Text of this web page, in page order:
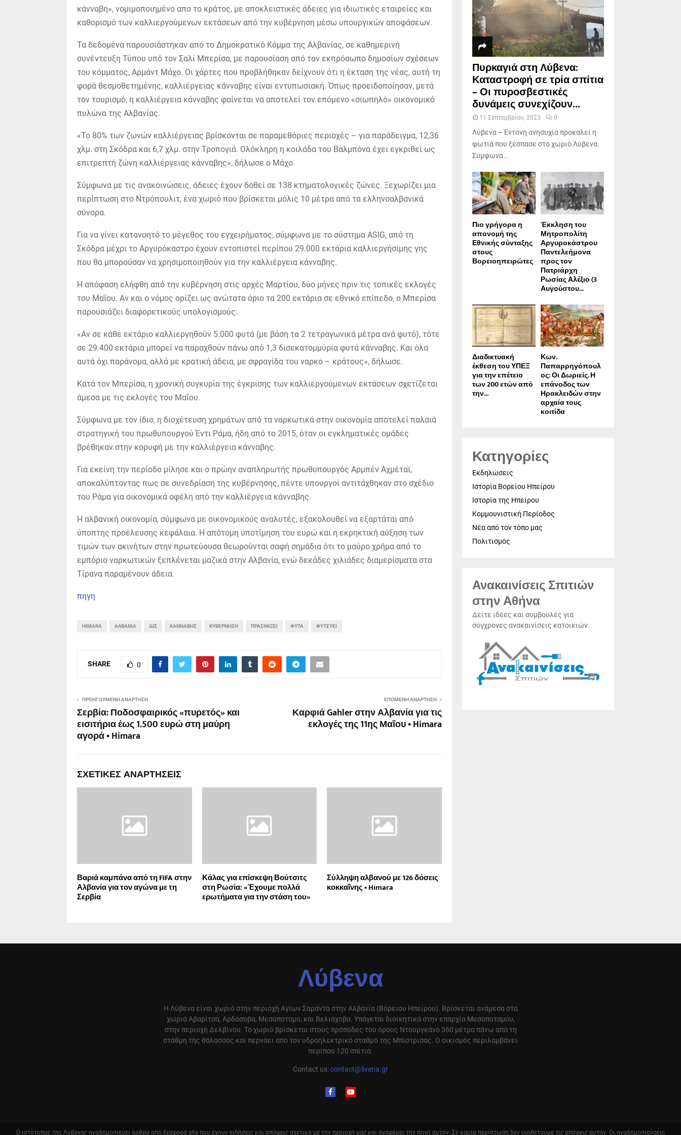
κάνναβη», νομιμοποιημένο απο το κράτος, με αποκλειστικές άδειες για ιδιωτικές εταιρείες και
καθορισμό των καλλιεργούμενων εκτάσεων από την κυβέρνηση μέσω υπουργικών αποφάσεων.
Τα δεδομένα παρουσιάστηκαν από το Δημοκρατικό Κόμμα της Αλβανίας, σε καθημερινή
συνέντευξη Τύπου υπό τον Σαλί Μπερίσα, με παρουσίαση από τον εκπρόσωπο δημοσίων σχέσεων
του κόμματος, Αρμάντ Μάχο. Οι χάρτες που προβλήθηκαν δείχνουν ότι η έκταση της νέας, αυτή τη
φορά θεσμοθετημένης, καλλιέργειας κάνναβης είναι εντυπωσιακή. Όπως προειδοποίησαν, μετά
τον τουρισμό, η καλλιέργεια κάνναβης φαίνεται να αποτελεί τον επόμενο «σιωπηλό» οικονομικό
πυλώνα της Αλβανίας.
«Το 80% των ζωνών καλλιέργειας βρίσκονται σε παραμεθόριες περιοχές – για παράδειγμα, 12,36
χλμ. στη Σκόδρα και 6,7 χλμ. στην Τροπογιά. Ολόκληρη η κοιλάδα του Βαλμπόνα έχει εγκριθεί ως
επιτρεπτή ζώνη καλλιέργειας κάνναβης», δήλωσε ο Μάχο.
Σύμφωνα με τις ανακοινώσεις, άδειες έχουν δοθεί σε 138 κτηματολογικές ζώνες. Ξεχωρίζει μια
περίπτωση στο Ντρόπουλιτ, ένα χωριό που βρίσκεται μόλις 10 μέτρα από τα ελληνοαλβανικά
σύνορα.
Για να γίνει κατανοητό το μέγεθος του εγχειρήματος, σύμφωνα με το σύστημα ASIG, από τη
Σκόδρα μέχρι το Αργυρόκαστρο έχουν εντοπιστεί περίπου 29.000 εκτάρια καλλιεργήσιμης γης
που θα μπορούσαν να χρησιμοποιηθούν για την καλλιέργεια κάνναβης.
Η απόφαση ελήφθη από την κυβέρνηση στις αρχές Μαρτίου, δύο μήνες πριν τις τοπικές εκλογές
του Μαΐου. Αν και ο νόμος ορίζει ως ανώτατο όριο τα 200 εκτάρια σε εθνικό επίπεδο, ο Μπερίσα
παρουσιάζει διαφορετικούς υπολογισμούς:
«Αν σε κάθε εκτάριο καλλιεργηθούν 5.000 φυτά (με βάση τα 2 τετραγωνικά μέτρα ανά φυτό), τότε
σε 29.400 εκτάρια μπορεί να παραχθούν πάνω από 1,3 δισεκατομμύρια φυτά κάνναβης. Και όλα
αυτά όχι παράνομα, αλλά με κρατική άδεια, με σφραγίδα του ναρκο – κράτους», δήλωσε.
Κατά τον Μπερίσα, η χρονική συγκυρία της έγκρισης των καλλιεργούμενων εκτάσεων σχετίζεται
άμεσα με τις εκλογές του Μαΐου.
Σύμφωνα με τον ίδιο, η διοχέτευση χρημάτων από τα ναρκωτικά στην οικονομία αποτελεί παλαιά
στρατηγική του πρωθυπουργού Έντι Ράμα, ήδη από το 2015, όταν οι εγκληματικές ομάδες
βρέθηκαν στην κορυφή με την καλλιέργεια κάνναβης.
Για εκείνη την περίοδο μίλησε και ο πρώην αναπληρωτής πρωθυπουργός Αρμπέν Αχμέταϊ,
αποκαλύπτοντας πως σε συνεδρίαση της κυβέρνησης, πέντε υπουργοί αντιτάχθηκαν στο σχέδιο
του Ράμα για οικονομικά οφέλη από την καλλιέργεια κάνναβης.
Η αλβανική οικονομία, σύμφωνα με οικονομικούς αναλυτές, εξακολουθεί να εξαρτάται από
ύποπτης προέλευσης κεφάλαια. Η απότομη υποτίμηση του ευρώ και η εκρηκτική αύξηση των
τιμών των ακινήτων στην πρωτεύουσα θεωρούνται σαφή σημάδια ότι το μαύρο χρήμα από το
εμπόριο ναρκωτικών ξεπλένεται μαζικά στην Αλβανία, ενώ δεκάδες χιλιάδες διαμερίσματα στα
Τίρανα παραμένουν άδεια.
πηγη
HIMARA ΑΛΒΑΝΊΑ ΔΙΣ ΚΆΝΝΑΒΗΣ ΚΥΒΈΡΝΗΣΗ ΠΡΑΣΙΝΊΖΕΙ ΦΥΤΆ ΦΥΤΕΎΕΙ
SHARE 0
ΠΡΟΗΓΟΎΜΕΝΗ ΑΝΆΡΤΗΣΗ
Σερβία: Ποδοσφαιρικός «πυρετός» και
εισιτήρια έως 1.500 ευρώ στη μαύρη
αγορά • Himara
ΕΠΌΜΕΝΗ ΑΝΆΡΤΗΣΗ
Καρφιά Gahler στην Αλβανία για τις
εκλογές της 11ης Μαΐου • Himara
ΣΧΕΤΙΚΈΣ ΑΝΑΡΤΉΣΕΙΣ
Βαριά καμπάνα από τη FIFA στην
Αλβανία για τον αγώνα με τη
Σερβία
Κάλας για επίσκεψη Βούτσιτς
στη Ρωσία: «Έχουμε πολλά
ερωτήματα για την στάση του»
Σύλληψη αλβανού με 126 δόσεις
κοκκαΐνης • Himara
Πυρκαγιά στη Λύβενα:
Καταστροφή σε τρία σπίτια
– Οι πυροσβεστικές
δυνάμεις συνεχίζουν...
11 Σεπτεμβρίου, 2023 0
Λύβενα – Έντονη ανησυχία προκαλεί η
φωτιά που ξέσπασε στο χωριό Λύβενα.
Σύμφωνα...
Πιο γρήγορα η
απονοµή της
Εθνικής σύνταξης
στους
Βορειοηπειρώτες
Έκκληση του
Μητροπολίτη
Αργυροκάστρου
Παντελεήμονα
προς τον
Πατριάρχη
Ρωσίας Αλέξιο (3
Αυγούστου...
Διαδικτυακή
έκθεση του ΥΠΕΞ
για την επέτειο
των 200 ετών από
την...
Κων.
Παπαρρηγόπουλ
ος: Οι Δωριείς. Η
επάνοδος των
Ηρακλειδών στην
αρχαία τους
κοιτίδα
Κατηγορίες
Εκδηλώσεις
Ιστορία Βορείου Ηπείρου
Ιστορία της Ηπείρου
Κομμουνιστική Περίοδος
Νέα από τον τόπο μας
Πολιτισμός
Ανακαινίσεις Σπιτιών
στην Αθήνα
Δείτε ιδέες και συμβουλές για
σύγχρονες ανακαινίσεις κατοικιών.
Λύβενα
Η Λύβενα είναι χωριό στην περιοχή Αγίων Σαράντα στην Αλβανία (Βόρειου Ηπείρου). Βρίσκεται ανάμεσα στα
χωριά Αβαρίτσα, Αρδάσοβα, Μεσοποταμο, και Βελιάχοβο. Υπάγεται διοικητικά στην επαρχία Μεσοποταμου,
στην περιοχή Δελβίνου. Το χωριό βρίσκεται στους πρόποδες του όρους Ντουργκάνο 360 μέτρα πάνω από τη
στάθμη της θάλασσας και περνάει από τον υδροηλεκτρικό σταθμό της Μπίστρισας. Ο οικισμός περιλαμβάνει
περίπου 120 σπίτια.
Contact us:contact@livena.gr
Ο ιστότοπος της Λύβενας αναδημοσιεύει άρθρα από διαφορά site που έχουν ειδήσεις και απόψεις σχετικά με την περιοχή μας και αναφέρει την πηγή αυτόν. Σε καμία περίπτωση δεν υιοθετούμε τις απόψεις αυτόν. Οι αναδημοσιεύσεις